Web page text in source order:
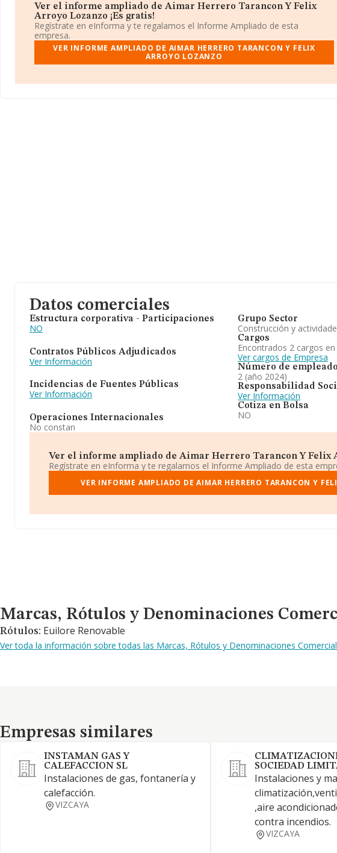
Ver el informe ampliado de Aimar Herrero Tarancon Y Felix
Arroyo Lozanzo ¡Es gratis!
Regístrate en eInforma y te regalamos el Informe Ampliado de esta
empresa.
VER INFORME AMPLIADO DE AIMAR HERRERO TARANCON Y FELIX
ARROYO LOZANZO
Datos comerciales
Estructura corporativa - Participaciones
NO
Contratos Públicos Adjudicados
Ver Información
Incidencias de Fuentes Públicas
Ver Información
Operaciones Internacionales
No constan
Grupo Sector
Construcción y
Cargos
Encontrados 2 cargos
Ver cargos de Empresa
Número de
2 (año 2024)
Responsabilidad
Ver Información
Cotiza en Bolsa
NO
Ver el informe ampliado de Aimar Herrero Tarancon Y Felix
Regístrate en eInforma y te regalamos el Informe Ampliado de esta
VER INFORME AMPLIADO DE AIMAR HERRERO TARANCON Y
Marcas, Rótulos y Denominaciones Comerciales
Marcas, Rótulos y Denominaciones
Rótulos: Euilore Renovable
Ver toda la información sobre todas las Marcas, Rótulos y Denominaciones
Empresas similares
Empresas similares
INSTAMAN GAS Y
CALEFACCION SL
Instalaciones de gas, fontanería y
calefacción.
VIZCAYA
SOCIEDAD
Instalaciones y
,aire
contra incendios.
VIZCAYA